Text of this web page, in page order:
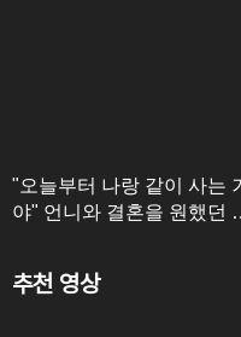
"오늘부터 나랑 같이 사는
야" 언니와 결혼을 원했던
추천 영상